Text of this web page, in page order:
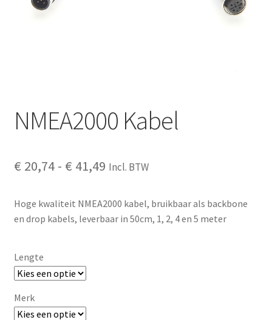
NMEA2000 Kabel
€ 20,74 - € 41,49Prijsklasse:
tot
Incl. BTW
Hoge kwaliteit NMEA2000 kabel, bruikbaar als backbone
en drop kabels, leverbaar in 50cm, 1, 2, 4 en 5 meter
Lengte
Merk